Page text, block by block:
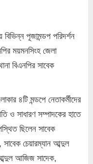
পূজামন্ডপ পরিদর্শন
ময়মনসিংহ জেলা
বিএনপির সাবেক
৪টি মন্ডপে নেতাকর্মীদের
ও সাধারণ সম্পাদকের হাতে
ছিলেন সাবেক
চেয়ারম্যান আব্দুল
আজিজ সাদেক,